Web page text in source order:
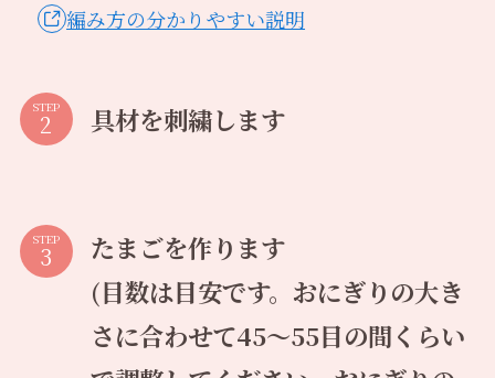
編み方の分かりやすい説明
STEP 具材を刺繍します
STEP
たまごを作ります
(目数は目安です。おにぎりの大き
さに合わせて45〜55目の間くらい